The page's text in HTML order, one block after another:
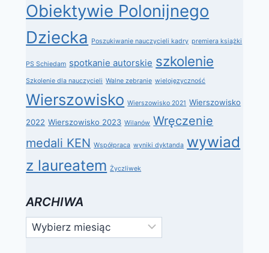
Obiektywie Polonijnego
Dziecka
Poszukiwanie nauczycieli kadry premiera książki
PS Schiedam spotkanie autorskie szkolenie
Szkolenie dla nauczycieli Walne zebranie wielojęzyczność
Wierszowisko Wierszowisko 2021 Wierszowisko
2022 Wierszowisko 2023 Wilanów Wręczenie
medali KEN Współpraca wyniki dyktanda wywiad
z laureatem Życzliwek
ARCHIWA
Archiwa